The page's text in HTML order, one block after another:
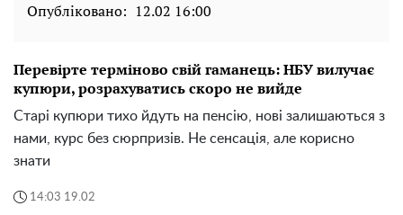
Опубліковано: 12.02 16:00
Перевірте терміново свій гаманець: НБУ вилучає
купюри, розрахуватись скоро не вийде
Старі купюри тихо йдуть на пенсію, нові залишаються з
нами, курс без сюрпризів. Не сенсація, але корисно
знати
14:03 19.02